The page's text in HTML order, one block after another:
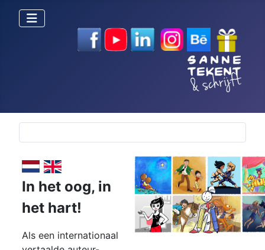
Selecteer de taal
In het oog, in
het hart!
Als een internationaal